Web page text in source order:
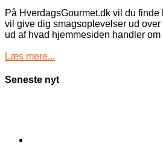
På HverdagsGourmet.dk vil du
vil give dig smagsoplevelser ud
ud af hvad hjemmesiden handler
Læs mere...
Seneste nyt